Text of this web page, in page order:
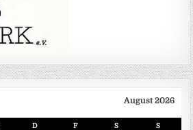
August 2026
D F S S